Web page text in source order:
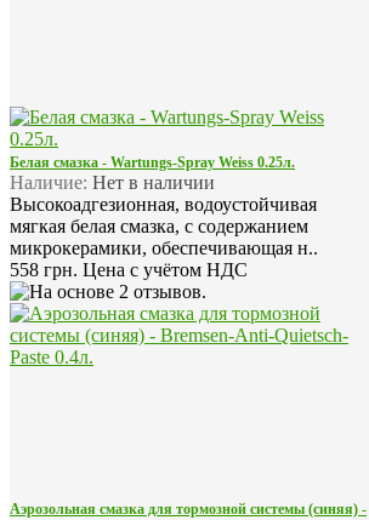
Белая смазка - Wartungs-Spray Weiss 0.25л.
Наличие: Нет в наличии
Высокоадгезионная, водоустойчивая
мягкая белая смазка, с содержанием
микрокерамики, обеспечивающая н..
558 грн. Цена с учётом НДС
Аэрозольная смазка для тормозной системы (синяя) -